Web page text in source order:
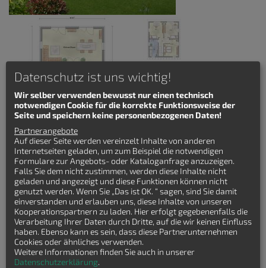
Das "Aqua Pultdach" Haus ist ein modernes Einfamilienhaus mit
einem charakteristischen Pultdach und klaren, geometrischen
Linien. Die Fassade kombiniert verschiedene Materialien
und/oder Farben, während große Fenster oder Glasfronten eine
offene Atmosphäre schaffen und natürliches Licht maximieren,
im Einklang mit aktuellen Architekturtrends.
Details zum Stadtvilla
Aqua Pultdach
Wohnfläche: 142 qm
Hauslänge: 10.24 m
Hausbreite: 8.74 m
Zimmeranzahl: 4-Zimmer
Datenschutz ist uns wichtig!
Wir selber verwenden bewusst nur einen technisch
notwendigen Cookie für die korrekte Funktionsweise der
Seite und speichern keine personenbezogenen Daten!
Partnerangebote
Auf dieser Seite werden vereinzelt Inhalte von anderen
Internetseiten geladen, um zum Beispiel die notwendigen
Formulare zur Angebots- oder Kataloganfrage anzuzeigen.
Falls Sie dem nicht zustimmen, werden diese Inhalte nicht
geladen und angezeigt und diese Funktionen können nicht
genutzt werden. Wenn Sie „Das ist OK. “ sagen, sind Sie damit
einverstanden und erlauben uns, diese Inhalte von unseren
Kooperationspartnern zu laden. Hier erfolgt gegebenenfalls die
Verarbeitung Ihrer Daten durch Dritte, auf die wir keinen Einfluss
haben. Ebenso kann es sein, dass diese Partnerunternehmen
Cookies oder ähnliches verwenden.
Weitere Informationen finden Sie auch in unserer
Datenschutzerklärung.